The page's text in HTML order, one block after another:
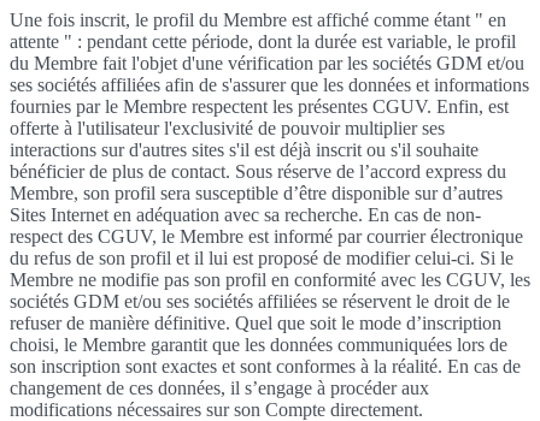
Une fois inscrit, le profil du Membre est affiché comme étant " en
attente " : pendant cette période, dont la durée est variable, le profil
du Membre fait l'objet d'une vérification par les sociétés GDM et/ou
ses sociétés affiliées afin de s'assurer que les données et informations
fournies par le Membre respectent les présentes CGUV. Enfin, est
offerte à l'utilisateur l'exclusivité de pouvoir multiplier ses
interactions sur d'autres sites s'il est déjà inscrit ou s'il souhaite
bénéficier de plus de contact. Sous réserve de l’accord express du
Membre, son profil sera susceptible d’être disponible sur d’autres
Sites Internet en adéquation avec sa recherche. En cas de non-
respect des CGUV, le Membre est informé par courrier électronique
du refus de son profil et il lui est proposé de modifier celui-ci. Si le
Membre ne modifie pas son profil en conformité avec les CGUV, les
sociétés GDM et/ou ses sociétés affiliées se réservent le droit de le
refuser de manière définitive. Quel que soit le mode d’inscription
choisi, le Membre garantit que les données communiquées lors de
son inscription sont exactes et sont conformes à la réalité. En cas de
changement de ces données, il s’engage à procéder aux
modifications nécessaires sur son Compte directement.